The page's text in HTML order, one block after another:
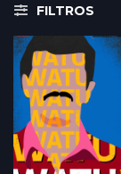
FILTROS